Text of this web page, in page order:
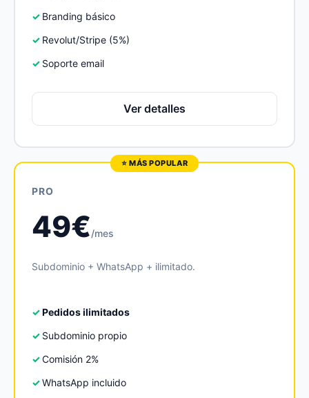
Branding básico
Revolut/Stripe (5%)
Soporte email
Ver detalles
PRO
49€/mes
Subdominio + WhatsApp + ilimitado.
Pedidos ilimitados
Subdominio propio
Comisión 2%
WhatsApp incluido